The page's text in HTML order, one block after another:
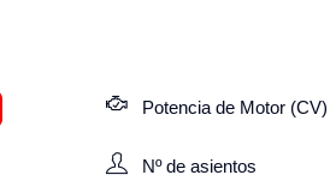
Potencia de Motor (CV)
Nº de asientos